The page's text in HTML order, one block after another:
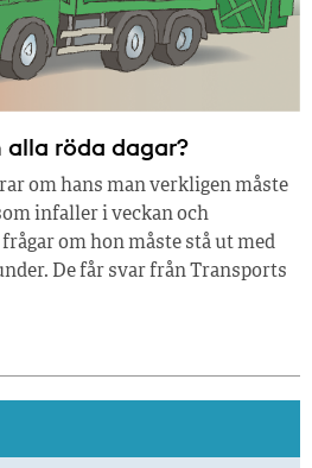
alla röda dagar?
om hans man verkligen måste
infaller i veckan och
om hon måste stå ut med
De får svar från Transports